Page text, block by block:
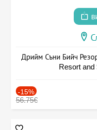
Дрийм Съни Бийч
Resort and
-15%
56.75€